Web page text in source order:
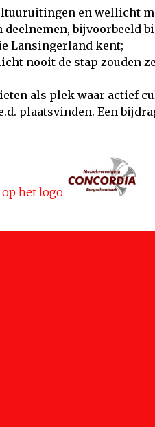
en wellicht
deelnemen, bijvoorbeeld
Lansingerland kent;
nooit de stap zouden
als plek waar actief
plaatsvinden. Een
het logo.